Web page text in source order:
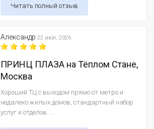
Читать полный отзыв
Александр 22 июл, 2026
ПРИНЦ ПЛАЗА на Тёплом Стане,
Москва
Хороший ТЦ с выходом прямо от метро и
недалеко жилых домов, стандартный набор
услуг и отделов. ...